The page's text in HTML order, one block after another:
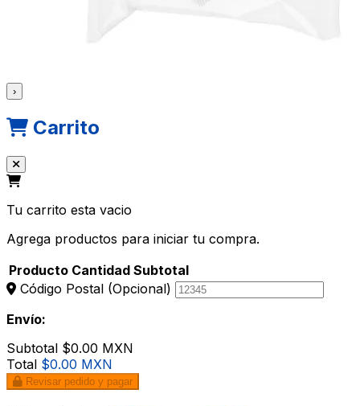
›
Carrito
Tu carrito esta vacio
Agrega productos para iniciar tu compra.
Producto Cantidad Subtotal
Código Postal (Opcional)
Envío:
Subtotal $0.00 MXN
Total $0.00 MXN
Revisar pedido y pagar